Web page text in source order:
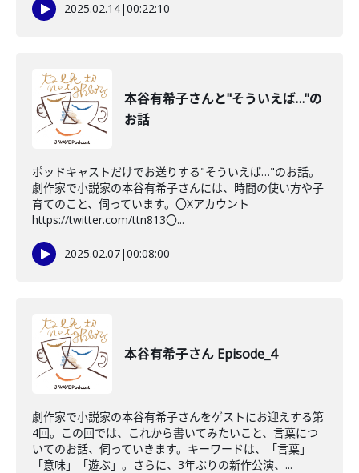
2025.02.14|00:22:10
本谷有希子さんと"そういえば…"の
お話
ポッドキャストだけでお送りする"そういえば…"のお話。
劇作家で小説家の本谷有希子さんには、時間の使い方や子
育てのこと、伺っています。〇Xアカウント
https://twitter.com/ttn813〇...
2025.02.07|00:08:00
本谷有希子さん Episode_4
劇作家で小説家の本谷有希子さんをゲストにお迎えする第
4回。この回では、これから書いてみたいこと、言葉につ
いてのお話、伺っていきます。キーワードは、「言葉」
「意味」「遊ぶ」。さらに、3年ぶりの新作公演、...